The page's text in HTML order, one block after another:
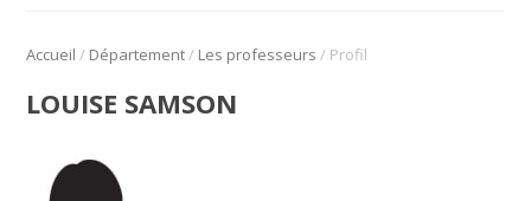
Accueil / Département/ Les professeurs / Profil
LOUISE SAMSON